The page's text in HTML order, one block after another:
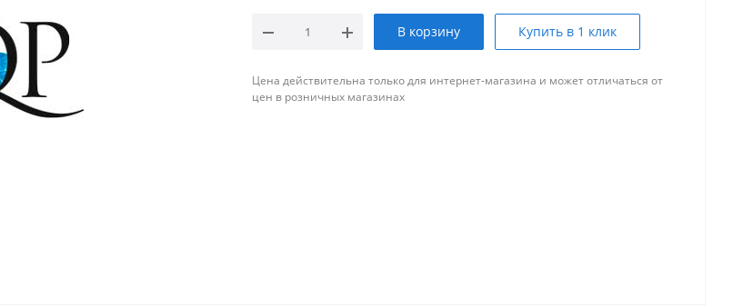
В корзину Купить в 1 клик
Цена действительна только для интернет-магазина и может отличаться от
цен в розничных магазинах